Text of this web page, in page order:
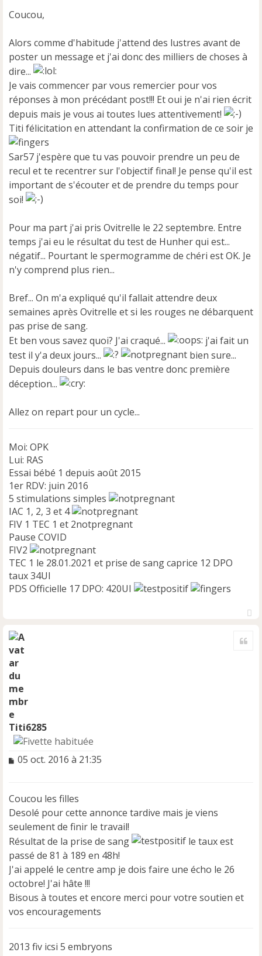
a
e
n
o
n
l
u
Coucou,
Alors comme d'habitude j'attend des lustres avant de
poster un message et j'ai donc des milliers de choses à
dire...
Je vais commencer par vous remercier pour vos
réponses à mon précédant post!!! Et oui je n'ai rien écrit
depuis mais je vous ai toutes lues attentivement!
Titi félicitation en attendant la confirmation de ce soir je
Sar57 j'espère que tu vas pouvoir prendre un peu de
recul et te recentrer sur l'objectif final! Je pense qu'il est
important de s'écouter et de prendre du temps pour
soi!
Pour ma part j'ai pris Ovitrelle le 22 septembre. Entre
temps j'ai eu le résultat du test de Hunher qui est...
négatif... Pourtant le spermogramme de chéri est OK. Je
n'y comprend plus rien...
Bref... On m'a expliqué qu'il fallait attendre deux
semaines après Ovitrelle et si les rouges ne débarquent
pas prise de sang.
Et ben vous savez quoi? J'ai craqué...
j'ai fait un
test il y'a deux jours...
bien sure...
Depuis douleurs dans le bas ventre donc première
déception...
Allez on repart pour un cycle...
Moi: OPK
Lui: RAS
Essai bébé 1 depuis août 2015
1er RDV: juin 2016
5 stimulations simples
IAC 1, 2, 3 et 4
FIV 1 TEC 1 et 2notpregnant
Pause COVID
FIV2
TEC 1 le 28.01.2021 et prise de sang caprice 12 DPO
taux 34UI
PDS Officielle 17 DPO: 420UI
Titi6285
M
a
g
e
n
o
n
l
u
05 oct. 2016 à 21:35
Coucou les filles
Desolé pour cette annonce tardive mais je viens
seulement de finir le travail!
Résultat de la prise de sang
le taux est
passé de 81 à 189 en 48h!
J'ai appelé le centre amp je dois faire une écho le 26
octobre! J'ai hâte !!!
Bisous à toutes et encore merci pour votre soutien et
vos encouragements
2013 fiv icsi 5 embryons